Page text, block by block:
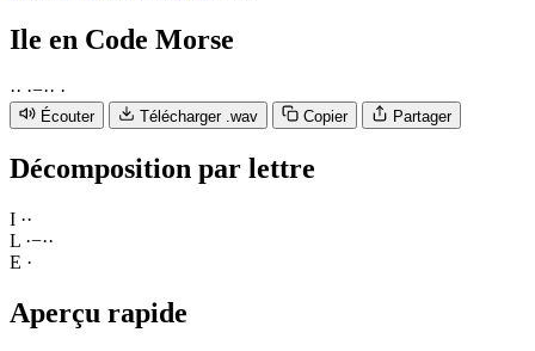
Ile en Code Morse
·· ·−·· ·
Écouter Télécharger .wav Copier Partager
Décomposition par lettre
I ··
L ·−··
E ·
Aperçu rapide